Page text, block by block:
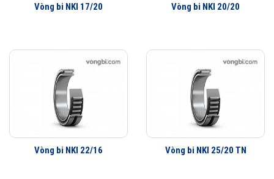
Vòng bi NKI 17/20 Vòng bi NKI 20/20
Vòng bi NKI 22/16 Vòng bi NKI 25/20 TN